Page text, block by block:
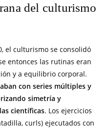
del culturismo
el culturismo se consolidó
entonces las rutinas eran
y a equilibrio corporal.
con series múltiples y
simetría y
científicas. Los ejercicios
curls) ejecutados con